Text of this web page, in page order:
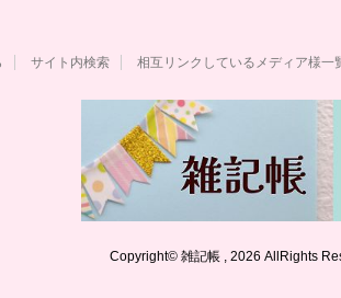
サイト内検索 相互リンクしているメディア様一
Copyright© 雑記帳 , 2026 AllRights